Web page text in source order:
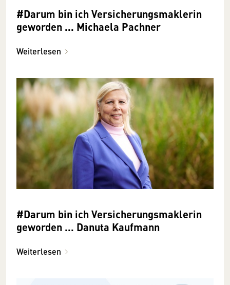
#Darum bin ich Versicherungsmaklerin
geworden ... Michaela Pachner
Weiterlesen
#Darum bin ich Versicherungsmaklerin
geworden ... Danuta Kaufmann
Weiterlesen